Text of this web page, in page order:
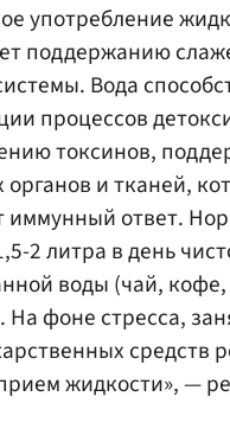
употребление
поддержанию
Вода
процессов
токсинов,
органов и тканей,
ответ.
2 литра в день
воды (чай, кофе,
На фоне стресса,
средств
жидкости», —